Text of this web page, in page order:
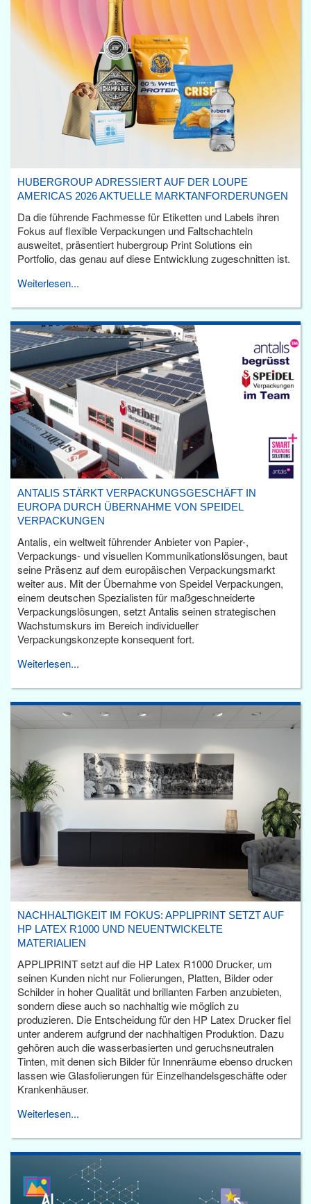
HUBERGROUP ADRESSIERT AUF DER LOUPE
AMERICAS 2026 AKTUELLE MARKTANFORDERUNGEN
Da die führende Fachmesse für Etiketten und Labels ihren
Fokus auf flexible Verpackungen und Faltschachteln
ausweitet, präsentiert hubergroup Print Solutions ein
Portfolio, das genau auf diese Entwicklung zugeschnitten ist.
Weiterlesen...
ANTALIS STÄRKT VERPACKUNGSGESCHÄFT IN
EUROPA DURCH ÜBERNAHME VON SPEIDEL
VERPACKUNGEN
Antalis, ein weltweit führender Anbieter von Papier-,
Verpackungs- und visuellen Kommunikationslösungen, baut
seine Präsenz auf dem europäischen Verpackungsmarkt
weiter aus. Mit der Übernahme von Speidel Verpackungen,
einem deutschen Spezialisten für maßgeschneiderte
Verpackungslösungen, setzt Antalis seinen strategischen
Wachstumskurs im Bereich individueller
Verpackungskonzepte konsequent fort.
Weiterlesen...
NACHHALTIGKEIT IM FOKUS: APPLIPRINT SETZT AUF
HP LATEX R1000 UND NEUENTWICKELTE
MATERIALIEN
APPLIPRINT setzt auf die HP Latex R1000 Drucker, um
seinen Kunden nicht nur Folierungen, Platten, Bilder oder
Schilder in hoher Qualität und brillanten Farben anzubieten,
sondern diese auch so nachhaltig wie möglich zu
produzieren. Die Entscheidung für den HP Latex Drucker fiel
unter anderem aufgrund der nachhaltigen Produktion. Dazu
gehören auch die wasserbasierten und geruchsneutralen
Tinten, mit denen sich Bilder für Innenräume ebenso drucken
lassen wie Glasfolierungen für Einzelhandelsgeschäfte oder
Krankenhäuser.
Weiterlesen...